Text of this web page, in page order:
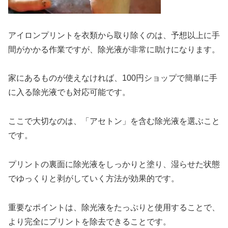
アイロンプリントを衣類から取り除くのは、予想以上に手
間がかかる作業ですが、除光液が非常に助けになります。
家にあるものが使えなければ、100円ショップで簡単に手
に入る除光液でも対応可能です。
ここで大切なのは、「アセトン」を含む除光液を選ぶこと
です。
プリントの裏面に除光液をしっかりと塗り、湿らせた状態
でゆっくりと剥がしていく方法が効果的です。
重要なポイントは、除光液をたっぷりと使用することで、
より完全にプリントを除去できることです。